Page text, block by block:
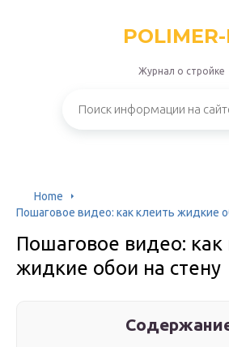
Журнал о стройке
Home
Пошаговое видео: как клеить жидкие
Пошаговое видео: как
жидкие обои на стену